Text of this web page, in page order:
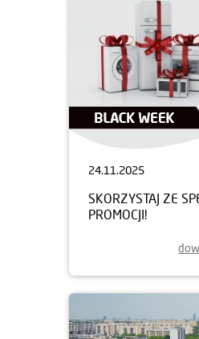
24.11.2025
SKORZYSTAJ ZE
PROMOCJI!